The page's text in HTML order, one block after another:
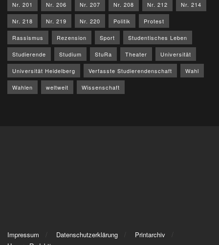
Nr. 201 Nr. 206 Nr. 207 Nr. 208 Nr. 212 Nr. 214
Nr. 218 Nr. 219 Nr. 220 Politik Protest
Rassismus Rezension Sport Studentisches Leben
Studierende Studium StuRa Theater Universität
Universität Heidelberg Verfasste Studierendenschaft Wahl
Wahlen weltweit Wissenschaft
Impressum Datenschutzerklärung
Printarchiv